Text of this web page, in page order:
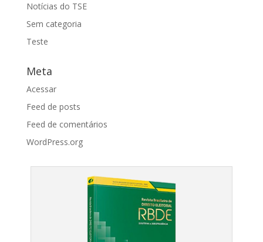
Notícias do TSE
Sem categoria
Teste
Meta
Acessar
Feed de posts
Feed de comentários
WordPress.org